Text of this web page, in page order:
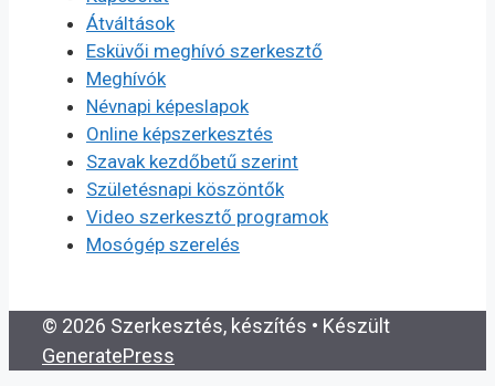
Átváltások
Esküvői meghívó szerkesztő
Meghívók
Névnapi képeslapok
Online képszerkesztés
Szavak kezdőbetű szerint
Születésnapi köszöntők
Video szerkesztő programok
Mosógép szerelés
© 2026 Szerkesztés, készítés • Készült
GeneratePress